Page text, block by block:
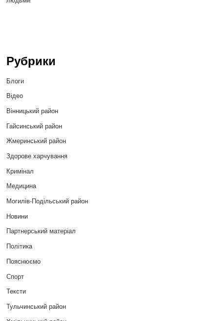
Рубрики
Блоги
Відео
Вінницький район
Гайсинський район
Жмеринський район
Здорове харчування
Кримінал
Медицина
Могилів-Подільський район
Новини
Партнерський матеріал
Політика
Пояснюємо
Спорт
Тексти
Тульчинський район